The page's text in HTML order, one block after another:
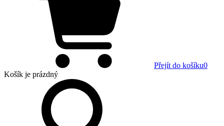
Přejít do košíku0
Košík je prázdný